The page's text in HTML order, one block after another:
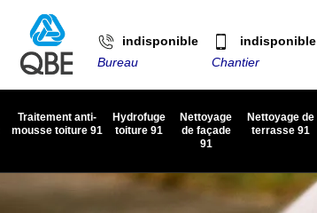
indisponible
Bureau
indisponible
Chantier
Traitement anti-
mousse toiture 91
Hydrofuge
toiture 91
Nettoyage
de façade
91
Nettoyage de
terrasse 91